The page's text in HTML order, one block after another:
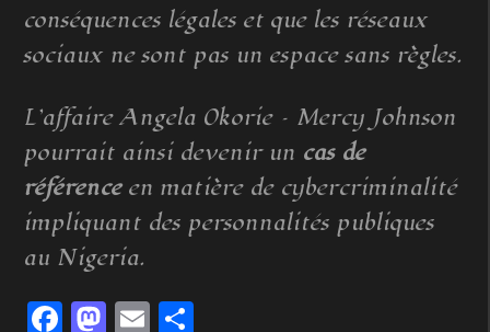
conséquences légales et que les réseaux
sociaux ne sont pas un espace sans règles.
L’affaire Angela Okorie – Mercy Johnson
pourrait ainsi devenir un cas de
référenceen matière de cybercriminalité
impliquant des personnalités publiques
au Nigeria.
Facebook
Mastodon
Email